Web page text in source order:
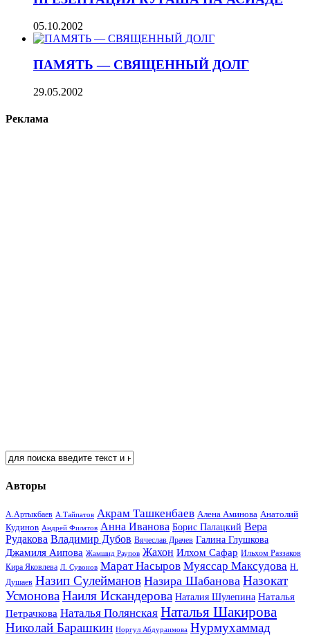
05.10.2002
ПАМЯТЬ — СВЯЩЕННЫЙ ДОЛГ
29.05.2002
Реклама
Авторы
А.Артыкбаев А.Тайпатов Акрам Ташкенбаев Алена Аминова Анатолий
Кудинов Андрей Филатов Анна Иванова Борис Палацкий Вера
Рудакова Владимир Дубов Вячеслав Драчев Галина Глушкова
Джамиля Аипова Жамшид Раупов Жахон Илхом Сафар Ильхом Раззаков
Кира Яковлева Л. Сувонов Марат Насыров Муяссар Максудова Н.
Душаев Назип Сулейманов Назира Шабанова Назокат
УсмоноваНаиля Искандерова Наталия Шулепина Наталья
Петрачкова Наталья Полянская Наталья Шакирова
Николай Барашкин Норгул Абдураимова Нурмухаммад